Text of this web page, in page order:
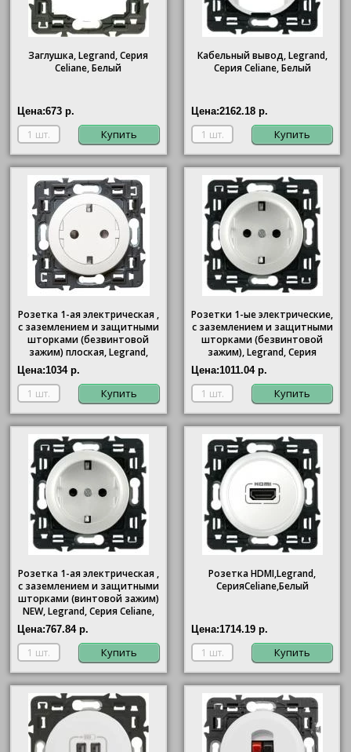
Заглушка, Legrand, Серия
Celiane, Белый
Цена:673 р.
Купить
Кабельный вывод, Legrand,
Серия Celiane, Белый
Цена:2162.18 р.
Купить
Розетка 1-ая электрическая ,
с заземлением и защитными
шторками (безвинтовой
зажим) плоская, Legrand,
Серия Celiane, Белый
Цена:1034 р.
Купить
Розетки 1-ые электрические,
с заземлением и защитными
шторками (безвинтовой
зажим), Legrand, Серия
Celiane, Белый
Цена:1011.04 р.
Купить
Розетка 1-ая электрическая ,
с заземлением и защитными
шторками (винтовой зажим)
NEW, Legrand, Серия Celiane,
Белый
Цена:767.84 р.
Купить
Розетка HDMI,Legrand,
СерияCeliane,Белый
Цена:1714.19 р.
Купить